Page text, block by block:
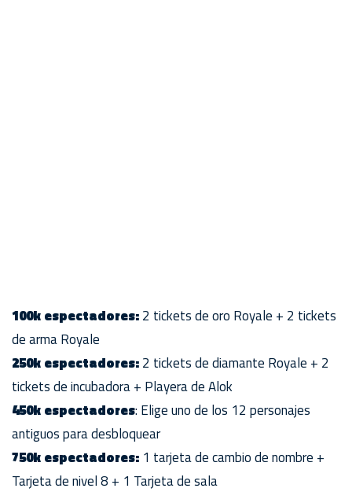
100k espectadores:2 tickets de oro Royale + 2 tickets
de arma Royale
250k espectadores:2 tickets de diamante Royale + 2
tickets de incubadora + Playera de Alok
450k espectadores: Elige uno de los 12 personajes
antiguos para desbloquear
750k espectadores: 1 tarjeta de cambio de nombre +
Tarjeta de nivel 8 + 1 Tarjeta de sala